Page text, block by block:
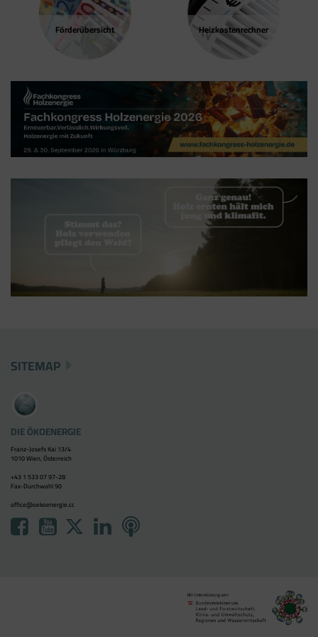
Förder­übersicht Heizkosten­rechner
SITEMAP
DIE ÖKOENERGIE
Franz-Josefs Kai 13/4
1010 Wien, Österreich
+43 1 533 07 97-28
Fax-Durchwahl 90
office@oekoenergie.cc
Google Tag Manager
Der Google Tag Manager setzt keine Cookies
(im leeren Zustand). Der Tag Manager ist nur
ein "Container", über den Sie u.a. verschiedene
Tracking- und Remarketing-Codes gebündelt
einbauen können. Wenn Sie beispielsweise
Google Analytics über den Tag Manager
einbinden, werden Cookies gesetzt. Diese
Cookies stammen aber von Google Analytics
und nicht vom Tag Manager selbst.